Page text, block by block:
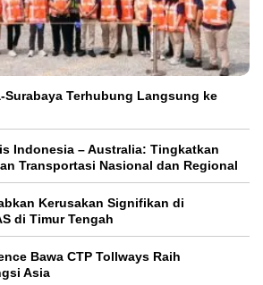
Surabaya Terhubung Langsung ke
Indonesia – Australia: Tingkatkan
Transportasi Nasional dan Regional
Kerusakan Signifikan di
di Timur Tengah
Bawa CTP Tollways Raih
Asia